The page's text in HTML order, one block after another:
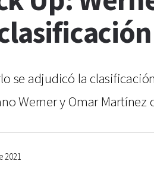
se adjudicó la
Werner y Omar
2021